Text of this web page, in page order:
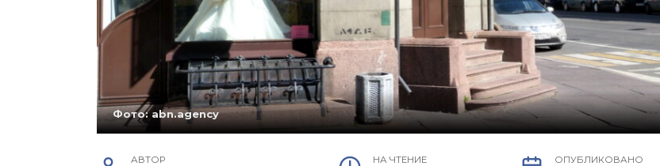
Фото: abn.agency
АВТОР НА ЧТЕНИЕ ОПУБЛИКОВАНО